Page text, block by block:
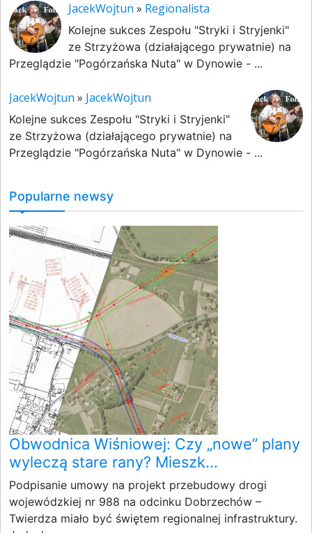
JacekWojtun » Regionalista
Kolejne sukces Zespołu "Stryki i Stryjenki"
ze Strzyżowa (działającego prywatnie) na
Przeglądzie "Pogórzańska Nuta" w Dynowie - ...
JacekWojtun » JacekWojtun
Kolejne sukces Zespołu "Stryki i Stryjenki"
ze Strzyżowa (działającego prywatnie) na
Przeglądzie "Pogórzańska Nuta" w Dynowie - ...
Popularne newsy
Obwodnica Wiśniowej: Czy „nowe” plany
wyleczą stare rany? Mieszk...
Podpisanie umowy na projekt przebudowy drogi
wojewódzkiej nr 988 na odcinku Dobrzechów –
Twierdza miało być świętem regionalnej infrastruktury.